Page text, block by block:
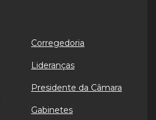
Corregedoria
Lideranças
Presidente da Câmara
Gabinetes